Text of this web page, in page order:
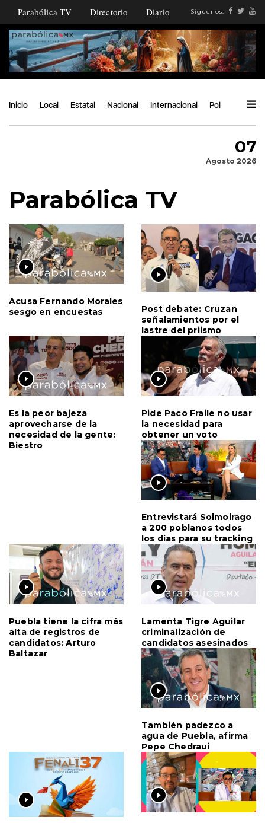
Parabólica TV Directorio Diario Síguenos:
Inicio Local Estatal Nacional Internacional Política
07
Agosto 2026
Parabólica TV
Acusa Fernando Morales
sesgo en encuestas
Post debate: Cruzan
señalamientos por el
lastre del priismo
Es la peor bajeza
aprovecharse de la
necesidad de la gente:
Biestro
Pide Paco Fraile no usar
la necesidad para
obtener un voto
Entrevistará Solmoirago
a 200 poblanos todos
los días para su tracking
Puebla tiene la cifra más
alta de registros de
candidatos: Arturo
Baltazar
Lamenta Tigre Aguilar
criminalización de
candidatos asesinados
También padezco a
agua de Puebla, afirma
Pepe Chedraui